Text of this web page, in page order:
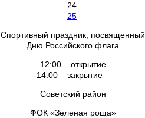
24
25
Спортивный праздник, посвященный
Дню Российского флага
12:00 – открытие
14:00 – закрытие
Советский район
ФОК «Зеленая роща»